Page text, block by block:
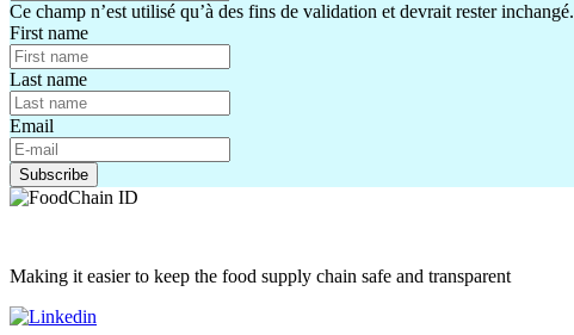
Ce champ n’est utilisé qu’à des fins de validation et devrait rester inchangé.
First name
Last name
Email
Making it easier to keep the food supply chain safe and transparent